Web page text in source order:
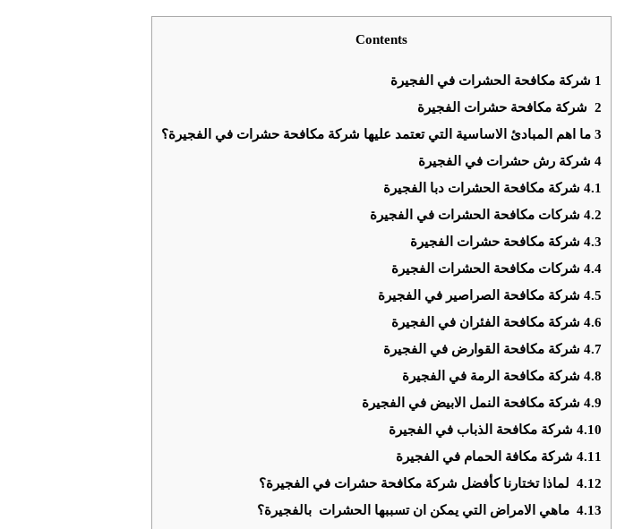
Contents
1 شركة مكافحة الحشرات في الفجيرة
2شركة مكافحة حشرات الفجيرة
3ما اهم المبادئ الاساسية التي تعتمد عليها شركة مكافحة حشرات في الفجيرة؟
4شركة رش حشرات في الفجيرة
4.1شركة مكافحة الحشرات دبا الفجيرة
4.2شركات مكافحة الحشرات في الفجيرة
4.3شركة مكافحة حشرات الفجيرة
4.4شركات مكافحة الحشرات الفجيرة
4.5شركة مكافحة الصراصير في الفجيرة
4.6شركة مكافحة الفئران في الفجيرة
4.7شركة مكافحة القوارض في الفجيرة
4.8شركة مكافحة الرمة في الفجيرة
4.9شركة مكافحة النمل الابيض في الفجيرة
4.10شركة مكافحة الذباب في الفجيرة
4.11شركة مكافة الحمام في الفجيرة
4.12لماذا تختارنا كأفضل شركة مكافحة حشرات في الفجيرة؟
4.13ماهي الامراض التي يمكن ان تسببها الحشرات بالفجيرة؟